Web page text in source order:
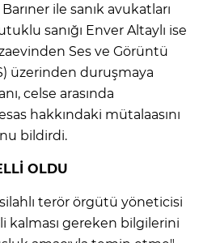
ile sanık avukatları
sanığı Enver Altaylı ise
Ses ve Görüntü
üzerinden duruşmaya
celse arasında
hakkındaki mütalaasını
bildirdi.
OLDU
"silahlı terör örgütü yöneticisi
kalması gereken bilgilerini